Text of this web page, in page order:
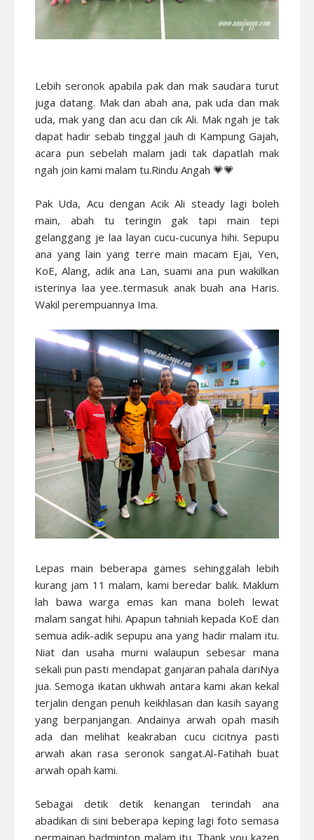
Lebih seronok apabila pak dan mak saudara turut
juga datang. Mak dan abah ana, pak uda dan mak
uda, mak yang dan acu dan cik Ali. Mak ngah je tak
dapat hadir sebab tinggal jauh di Kampung Gajah,
acara pun sebelah malam jadi tak dapatlah mak
ngah join kami malam tu.Rindu Angah 💗💗
Pak Uda, Acu dengan Acik Ali steady lagi boleh
main, abah tu teringin gak tapi main tepi
gelanggang je laa layan cucu-cucunya hihi. Sepupu
ana yang lain yang terre main macam Ejai, Yen,
KoE, Alang, adik ana Lan, suami ana pun wakilkan
isterinya laa yee..termasuk anak buah ana Haris.
Wakil perempuannya Ima.
Lepas main beberapa games sehinggalah lebih
kurang jam 11 malam, kami beredar balik. Maklum
lah bawa warga emas kan mana boleh lewat
malam sangat hihi. Apapun tahniah kepada KoE dan
semua adik-adik sepupu ana yang hadir malam itu.
Niat dan usaha murni walaupun sebesar mana
sekali pun pasti mendapat ganjaran pahala dariNya
jua. Semoga ikatan ukhwah antara kami akan kekal
terjalin dengan penuh keikhlasan dan kasih sayang
yang berpanjangan. Andainya arwah opah masih
ada dan melihat keakraban cucu cicitnya pasti
arwah akan rasa seronok sangat.Al-Fatihah buat
arwah opah kami.
Sebagai detik detik kenangan terindah ana
abadikan di sini beberapa keping lagi foto semasa
permainan badminton malam itu. Thank you kazen